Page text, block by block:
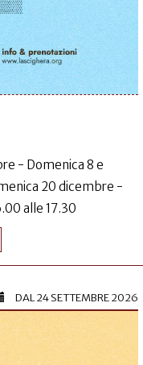
- Domenica 8 e
20 dicembre -
alle 17.30
DAL24 SETTEMBRE 2026